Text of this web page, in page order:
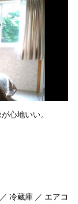
心地いい。
冷蔵庫 ／ エアコ